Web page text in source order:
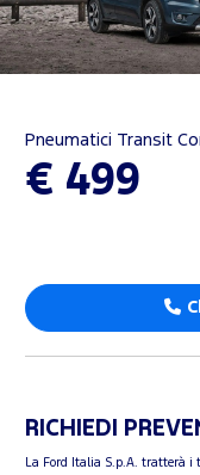
Pneumatici Transit
€ 499
RICHIEDI
La Ford Italia S.p.A. tratterà i